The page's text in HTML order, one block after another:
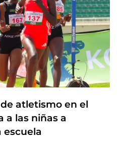
atletismo en el
a las niñas a
escuela